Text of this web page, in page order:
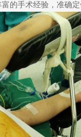
的手术经验，准确